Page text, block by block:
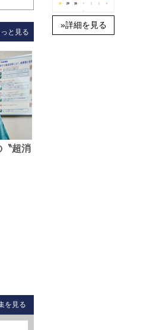
と見る
〝超消
を見る
»詳細を見る